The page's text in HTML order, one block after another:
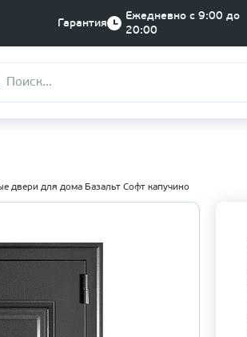
Гарантия
Ежедневно с 9:00 до
20:00
двери для дома Базальт Софт капучино